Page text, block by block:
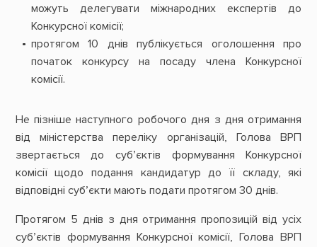
можуть делегувати міжнародних експертів до
Конкурсної комісії;
протягом 10 днів публікується оголошення про
початок конкурсу на посаду члена Конкурсної
комісії.
Не пізніше наступного робочого дня з дня отримання
від міністерства переліку організацій, Голова ВРП
звертається до суб’єктів формування Конкурсної
комісії щодо подання кандидатур до її складу, які
відповідні суб’єкти мають подати протягом 30 днів.
Протягом 5 днів з дня отримання пропозицій від усіх
суб’єктів формування Конкурсної комісії, Голова ВРП